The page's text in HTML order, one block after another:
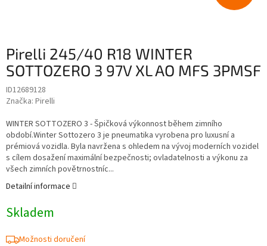
Pirelli 245/40 R18 WINTER
SOTTOZERO 3 97V XL AO MFS 3PMSF
ID12689128
Značka: Pirelli
Skladem
Možnosti doručení
WINTER SOTTOZERO 3 - Špičková výkonnost během zimního
období.Winter Sottozero 3 je pneumatika vyrobena pro luxusní a
prémiová vozidla. Byla navržena s ohledem na vývoj moderních vozidel
s cílem dosažení maximální bezpečnosti; ovladatelnosti a výkonu za
všech zimních povětrnostníc...
Detailní informace